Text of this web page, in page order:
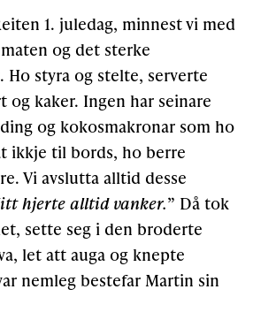
1. juledag, minnest vi med
og det sterke
Ho styra og stelte, serverte
og kaker. Ingen har seinare
og kokosmakronar som ho
ikkje til bords, ho berre
Vi avslutta alltid desse
hjerte alltid vanker.” Då tok
sette seg i den broderte
let att auga og knepte
nemleg bestefar Martin sin